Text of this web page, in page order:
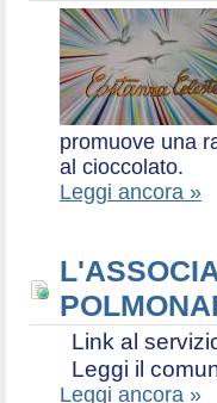
promuove una
al cioccolato.
Leggi ancora »
Link al
Leggi il
Leggi ancora »